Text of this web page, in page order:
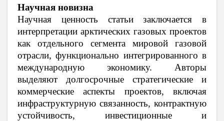
Научная новизна
Научная ценность статьи заключается в
интерпретации арктических газовых проектов
как отдельного сегмента мировой газовой
отрасли, функционально интегрированного в
международную экономику. Авторы
выделяют долгосрочные стратегические и
коммерческие аспекты проектов, включая
инфраструктурную связанность, контрактную
устойчивость, инвестиционные и